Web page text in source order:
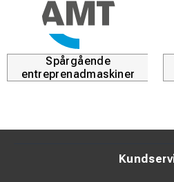
Spårgående
entreprenadmaskiner